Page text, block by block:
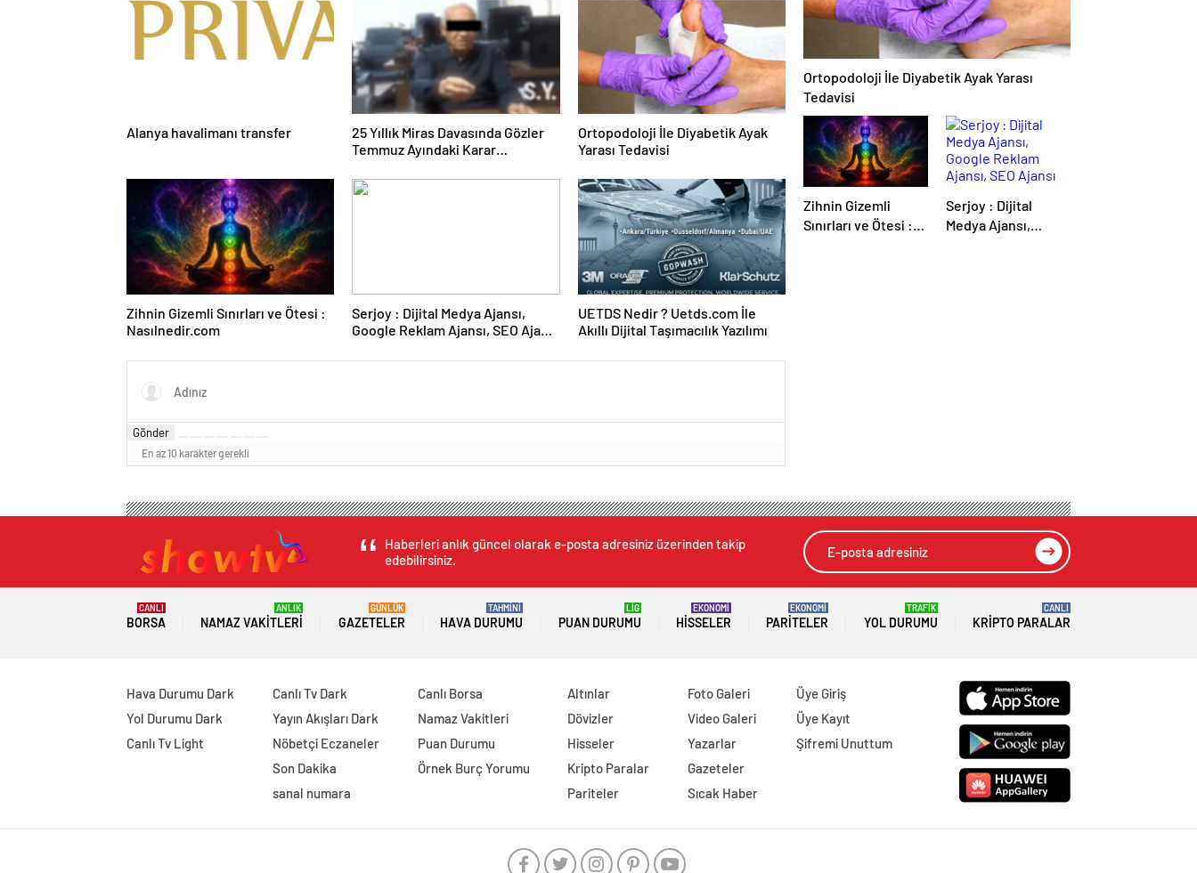
Alanya havalimanı transfer
25 Yıllık Miras Davasında Gözler
Temmuz Ayındaki Karar
Ortopodoloji İle Diyabetik Ayak
Yarası Tedavisi
Zihnin Gizemli Sınırları ve Ötesi :
Nasılnedir.com
Serjoy : Dijital Medya Ajansı,
Google Reklam Ajansı, SEO Ajansı
UETDS Nedir ? Uetds.com İle
Akıllı Dijital Taşımacılık Yazılımı
Gönder
En az 10 karakter gerekli
Ortopodoloji İle Diyabetik Ayak Yarası
Tedavisi
Zihnin Gizemli
Sınırları ve Ötesi :
Serjoy : Dijital
Medya Ajansı,
Haberleri anlık güncel olarak e-posta adresiniz üzerinden takip
edebilirsiniz.
BORSA
CANLI
NAMAZ VAKITLERI
ANLIK
GAZETELER
GÜNLÜK
HAVA DURUMU
TAHMİNİ
PUAN DURUMU
LİG
HISSELER
EKONOMİ
PARITELER
EKONOMİ
YOL DURUMU
TRAFİK
KRIPTO PARALAR
CANLI
Hava Durumu Dark
Yol Durumu Dark
Canlı Tv Light
Canlı Tv Dark
Yayın Akışları Dark
Nöbetçi Eczaneler
Son Dakika
sanal numara
Canlı Borsa
Namaz Vakitleri
Puan Durumu
Örnek Burç Yorumu
Altınlar
Dövizler
Hisseler
Kripto Paralar
Pariteler
Foto Galeri
Video Galeri
Yazarlar
Gazeteler
Sıcak Haber
Üye Giriş
Üye Kayıt
Şifremi Unuttum